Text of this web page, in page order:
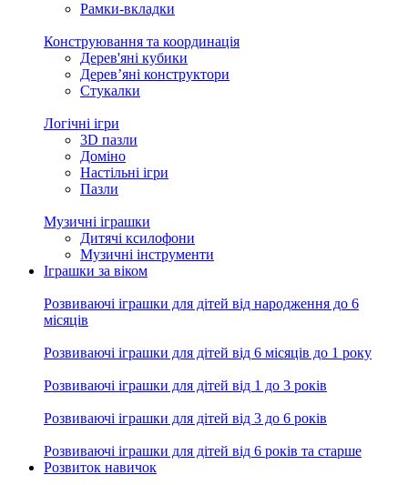
Рамки-вкладки
Конструювання та координація
Дерев'яні кубики
Дерев’яні конструктори
Стукалки
Логічні ігри
3D пазли
Доміно
Настільні ігри
Пазли
Музичні іграшки
Дитячі ксилофони
Музичні інструменти
Іграшки за віком
Розвиваючі іграшки для дітей від народження до 6
місяців
Розвиваючі іграшки для дітей від 6 місяців до 1 року
Розвиваючі іграшки для дітей від 1 до 3 років
Розвиваючі іграшки для дітей від 3 до 6 років
Розвиваючі іграшки для дітей від 6 років та старше
Розвиток навичок